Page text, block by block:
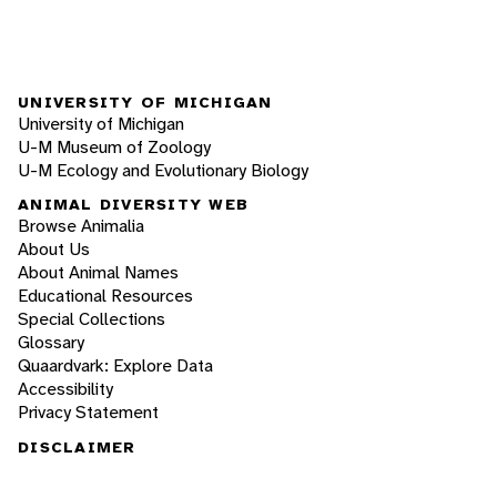
UNIVERSITY OF MICHIGAN
University of Michigan
U-M Museum of Zoology
U-M Ecology and Evolutionary Biology
ANIMAL DIVERSITY WEB
Browse Animalia
About Us
About Animal Names
Educational Resources
Special Collections
Glossary
Quaardvark: Explore Data
Accessibility
Privacy Statement
DISCLAIMER